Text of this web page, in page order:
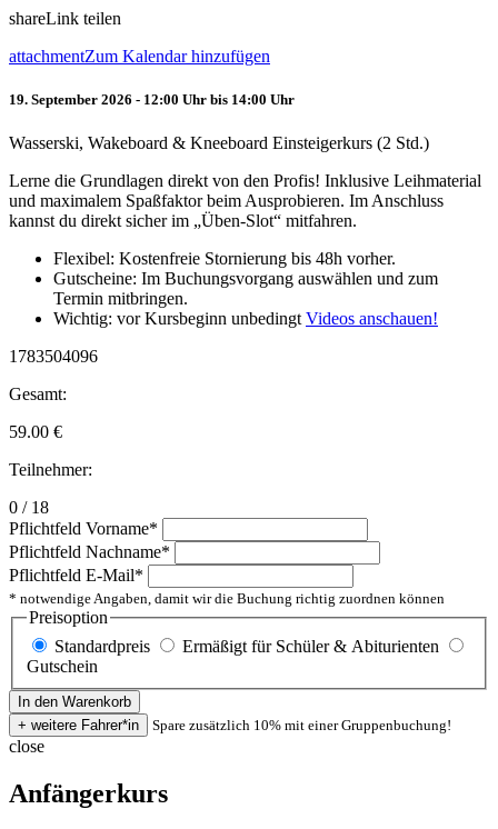
shareLink teilen
attachmentZum Kalendar hinzufügen
19. September 2026 - 12:00 Uhr bis 14:00 Uhr
Wasserski, Wakeboard & Kneeboard Einsteigerkurs (2 Std.)
Lerne die Grundlagen direkt von den Profis! Inklusive Leihmaterial
und maximalem Spaßfaktor beim Ausprobieren. Im Anschluss
kannst du direkt sicher im „Üben-Slot“ mitfahren.
Flexibel: Kostenfreie Stornierung bis 48h vorher.
Gutscheine: Im Buchungsvorgang auswählen und zum
Termin mitbringen.
Wichtig: vor Kursbeginn unbedingtVideos anschauen!
1783504096
Gesamt:
59.00 €
Teilnehmer:
0 / 18
Pflichtfeld Vorname*
Pflichtfeld Nachname*
Pflichtfeld E-Mail*
* notwendige Angaben, damit wir die Buchung richtig zuordnen können
Preisoption
Standardpreis
Ermäßigt für Schüler & Abiturienten
Gutschein
Spare zusätzlich 10% mit einer Gruppenbuchung!
close
Anfängerkurs